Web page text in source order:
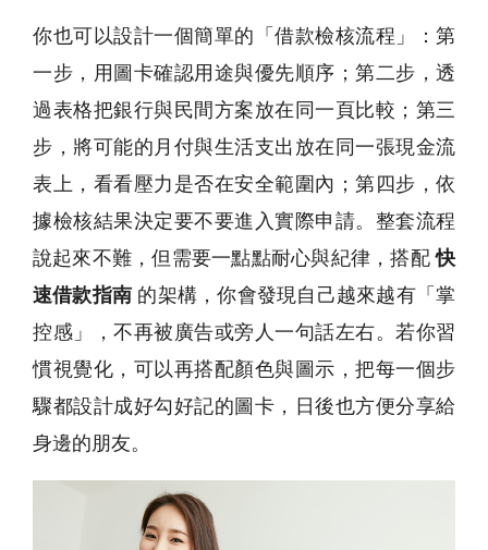
你也可以設計一個簡單的「借款檢核流程」：第
一步，用圖卡確認用途與優先順序；第二步，透
過表格把銀行與民間方案放在同一頁比較；第三
步，將可能的月付與生活支出放在同一張現金流
表上，看看壓力是否在安全範圍內；第四步，依
據檢核結果決定要不要進入實際申請。整套流程
說起來不難，但需要一點點耐心與紀律，搭配快
速借款指南 的架構，你會發現自己越來越有「掌
控感」，不再被廣告或旁人一句話左右。若你習
慣視覺化，可以再搭配顏色與圖示，把每一個步
驟都設計成好勾好記的圖卡，日後也方便分享給
身邊的朋友。